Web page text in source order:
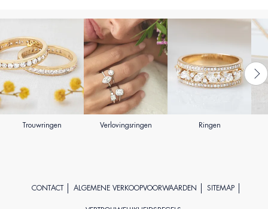
Trouwringen Verlovingsringen Ringen
CONTACT ALGEMENE VERKOOPVOORWAARDEN SITEMAP